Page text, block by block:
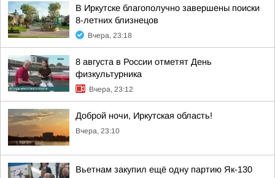
В Иркутске благополучно завершены поиски
8-летних близнецов
Вчера, 23:18
8 августа в России отметят День
физкультурника
Вчера, 23:12
Доброй ночи, Иркутская область!
Вчера, 23:10
Вьетнам закупил ещё одну партию Як-130